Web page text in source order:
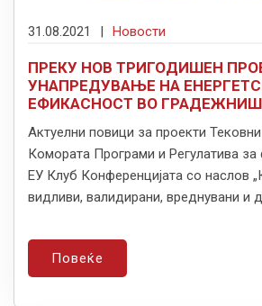
31.08.2021 | Новости
ПРЕКУ НОВ ТРИГОДИШЕН
УНАПРЕДУВАЊЕ НА
ЕФИКАСНОСТ ВО
Актуелни повици за проекти
Комората Програми и Регулатива за
ЕУ Клуб Конференцијата со наслов
видливи, валидирани, вреднувани и
Повеќе